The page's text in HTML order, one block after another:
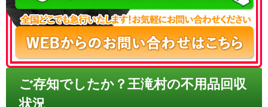
ご存知でしたか？王滝村の不用品回収
状況